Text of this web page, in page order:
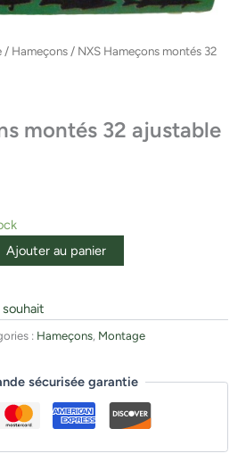
/ Hameçons / NXS Hameçons montés 32
montés 32 ajustable
Ajouter au panier
: Hameçons, Montage
sécurisée garantie